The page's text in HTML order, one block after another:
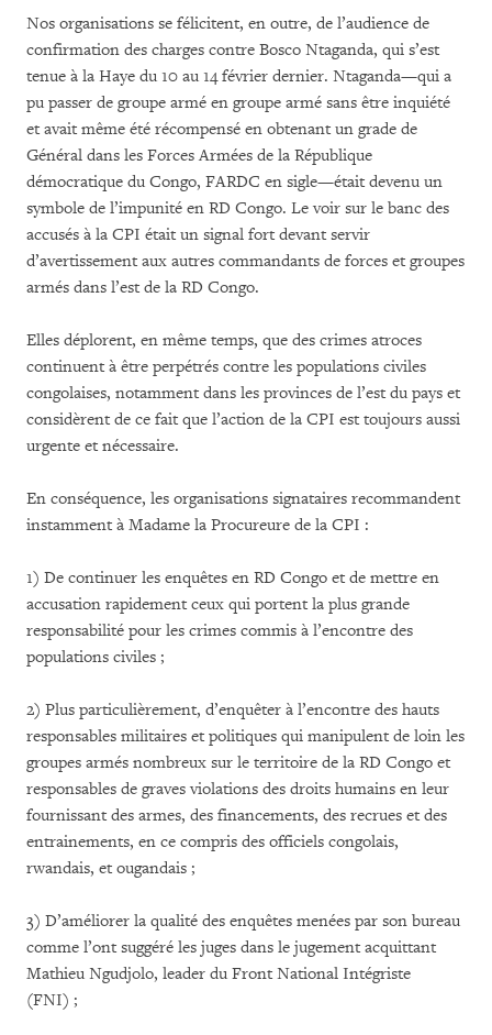
Nos organisations se félicitent, en outre, de l’audience de
confirmation des charges contre Bosco Ntaganda, qui s’est
tenue à la Haye du 10 au 14 février dernier. Ntaganda—qui a
pu passer de groupe armé en groupe armé sans être inquiété
et avait même été récompensé en obtenant un grade de
Général dans les Forces Armées de la République
démocratique du Congo, FARDC en sigle—était devenu un
symbole de l’impunité en RD Congo. Le voir sur le banc des
accusés à la CPI était un signal fort devant servir
d’avertissement aux autres commandants de forces et groupes
armés dans l’est de la RD Congo.
Elles déplorent, en même temps, que des crimes atroces
continuent à être perpétrés contre les populations civiles
congolaises, notamment dans les provinces de l’est du pays et
considèrent de ce fait que l’action de la CPI est toujours aussi
urgente et nécessaire.
En conséquence, les organisations signataires recommandent
instamment à Madame la Procureure de la CPI :
1) De continuer les enquêtes en RD Congo et de mettre en
accusation rapidement ceux qui portent la plus grande
responsabilité pour les crimes commis à l’encontre des
populations civiles ;
2) Plus particulièrement, d’enquêter à l’encontre des hauts
responsables militaires et politiques qui manipulent de loin les
groupes armés nombreux sur le territoire de la RD Congo et
responsables de graves violations des droits humains en leur
fournissant des armes, des financements, des recrues et des
entrainements, en ce compris des officiels congolais,
rwandais, et ougandais ;
3) D’améliorer la qualité des enquêtes menées par son bureau
comme l’ont suggéré les juges dans le jugement acquittant
Mathieu Ngudjolo, leader du Front National Intégriste
(FNI) ;